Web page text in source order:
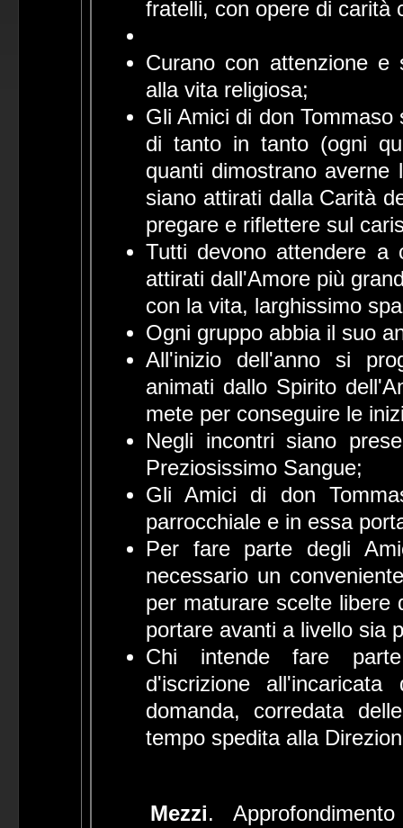
fratelli, con opere di carità
Curano con attenzione e
alla vita religiosa;
Gli Amici di don
di tanto in tanto (ogni
quanti dimostrano
siano attirati dalla Carità
pregare e riflettere sul
Tutti devono attendere a
attirati dall'Amore più
con la vita, larghissimo
Ogni gruppo abbia il suo
All'inizio dell'anno si
animati dallo Spirito
mete per conseguire le
Negli incontri siano
Preziosissimo Sangue;
Gli Amici di don
parrocchiale e in essa
Per fare parte degli
necessario un
per maturare scelte libere
portare avanti a livello sia
Chi intende fare parte
d'iscrizione
domanda, corredata
tempo spedita alla
Mezzi.